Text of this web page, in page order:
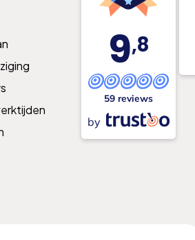
9,8
59 reviews
by